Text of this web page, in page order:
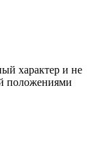
характер и не
положениями